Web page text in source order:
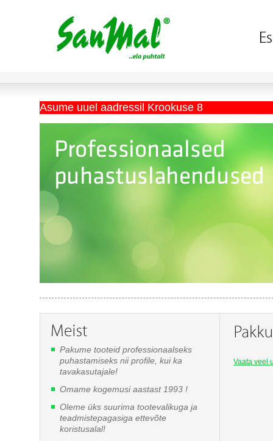
Asume uuel aadressil Krookuse 8
Vaata veel
Pakume tooteid professionaalseks
puhastamiseks nii profile, kui ka
tavakasutajale!
Omame kogemusi aastast 1993 !
Oleme üks suurima tootevalikuga ja
teadmistepagasiga ettevõte
koristusalal!